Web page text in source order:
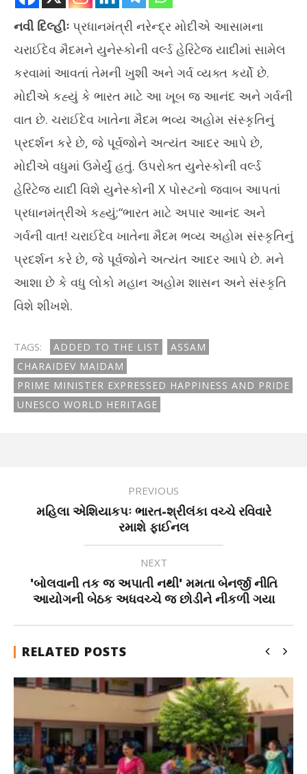
આસામના ચરાઈદેવ મૈદમને યુનેસ્કોની વર્લ્ડ હેરિટેજ યાદીમાં ઉમેરવામાં
આવતાં પ્રધાનમંત્રીએ ખુશી અને ગર્વ વ્યક્ત કર્યો
July
27,
2024
નવી દિલ્હીઃ પ્રધાનમંત્રી નરેન્દ્ર મોદીએ આસામના
ચરાઈદેવ મૈદમને યુનેસ્કોની વર્લ્ડ હેરિટેજ યાદીમાં સામેલ
કરવામાં આવતાં તેમની ખુશી અને ગર્વ વ્યક્ત કર્યો છે.
મોદીએ કહ્યું કે ભારત માટે આ ખૂબ જ આનંદ અને ગર્વની
વાત છે. ચરાઈદેવ ખાતેના મૈદમ ભવ્ય અહોમ સંસ્કૃતિનું
પ્રદર્શન કરે છે, જે પૂર્વજોને અત્યંત આદર આપે છે,
મોદીએ વધુમાં ઉમેર્યું હતું. ઉપરોક્ત યુનેસ્કોની વર્લ્ડ
હેરિટેજ યાદી વિશે યુનેસ્કોની X પોસ્ટનો જવાબ આપતાં
પ્રધાનમંત્રીએ કહ્યું;“ભારત માટે અપાર આનંદ અને
ગર્વની વાત! ચરાઈદેવ ખાતેના મૈદમ ભવ્ય અહોમ સંસ્કૃતિનું
પ્રદર્શન કરે છે, જે પૂર્વજોને અત્યંત આદર આપે છે. મને
આશા છે કે વધુ લોકો મહાન અહોમ શાસન અને સંસ્કૃતિ
વિશે શીખશે.
TAGS: ADDED TO THE LIST
ASSAM
CHARAIDEV MAIDAM
PRIME MINISTER EXPRESSED HAPPINESS AND PRIDE
UNESCO WORLD HERITAGE
PREVIOUS
મહિલા એશિયાકપઃ ભારત-શ્રીલંકા વચ્ચે રવિવારે
રમાશે ફાઈનલ
NEXT
'બોલવાની તક જ અપાતી નથી' મમતા બેનર્જી નીતિ
આયોગની બેઠક અધવચ્ચે જ છોડીને નીકળી ગયા
RELATED POSTS